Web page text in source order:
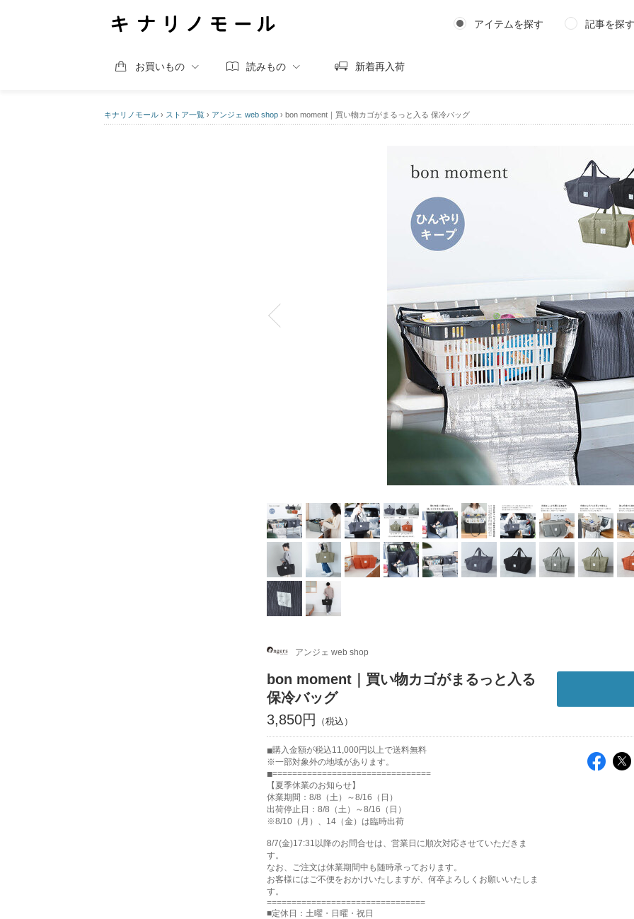
アイテムを探す 記事を探す
お買いもの 読みもの 新着再入荷
キナリノモール › ストア一覧 › アンジェ web shop › bon moment｜買い物カゴがまるっと入る 保冷バッグ
アンジェ web shop
bon moment｜買い物カゴがまるっと入る
保冷バッグ
3,850円
購入金額が税込11,000円以上で送料無料
※一部対象外の地域があります。
================================
【夏季休業のお知らせ】
休業期間：8/8（土）～8/16（日）
出荷停止日：8/8（土）～8/16（日）
※8/10（月）、14（金）は臨時出荷
8/7(金)17:31以降のお問合せは、営業日に順次対応させていただきま
す。
なお、ご注文は休業期間中も随時承っております。
お客様にはご不便をおかけいたしますが、何卒よろしくお願いいたしま
す。
================================
■定休日：土曜・日曜・祝日